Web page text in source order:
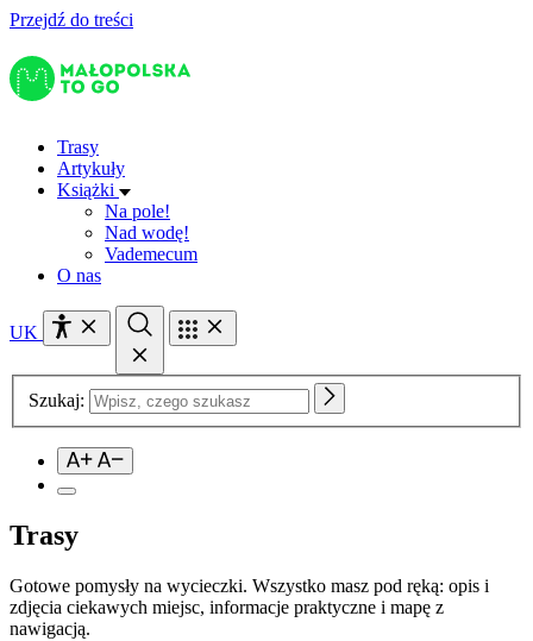
Przejdź do treści
Trasy
Artykuły
Książki
Na pole!
Nad wodę!
Vademecum
O nas
UK
Szukaj:
Trasy
Gotowe pomysły na wycieczki. Wszystko masz pod ręką: opis i
zdjęcia ciekawych miejsc, informacje praktyczne i mapę z
nawigacją.